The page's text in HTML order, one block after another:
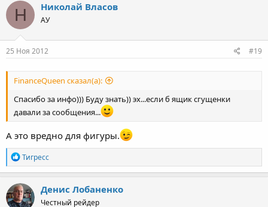
Н Николай Власов
АУ
25 Ноя 2012 #19
FinanceQueen сказал(а):
Спасибо за инфо))) Буду знать)) эх...если б ящик сгущенки
давали за сообщения...
А это вредно для фигуры.
Р
е
а
к
ц
и
Тигресс
Денис Лобаненко
Честный рейдер